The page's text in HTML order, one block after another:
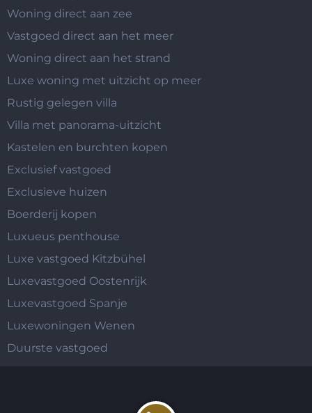
Woning direct aan zee
Vastgoed direct aan het meer
Woning direct aan het strand
Luxe woning met uitzicht op meer
Rustig gelegen villa
Villa met panorama-uitzicht
Kastelen en burchten kopen
Exclusief vastgoed
Exclusieve huizen
Boerderij kopen
Luxueus penthouse
Luxe vastgoed Kitzbühel
Luxevastgoed Oostenrijk
Luxevastgoed Spanje
Luxewoningen Wenen
Duurste vastgoed